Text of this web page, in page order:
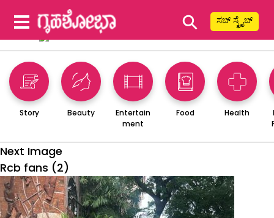
⚲ ಸಬ್ ಸ್ಕ್ರೈಬ್
Story Beauty
Entertain
ment
Food Health
Next Image
Rcb fans (2)